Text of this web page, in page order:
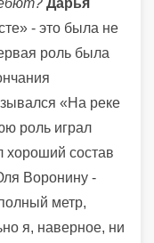
- это была не
роль была
«На реке
роль играл
состав
Воронину -
метр,
я, наверное, ни